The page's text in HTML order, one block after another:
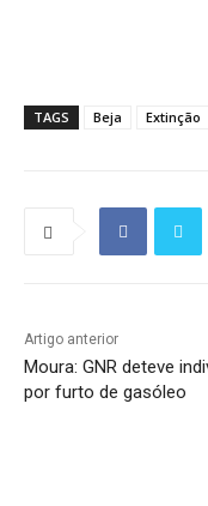
TAGS Beja Extinção
Artigo anterior
Moura: GNR deteve
por furto de gasóleo